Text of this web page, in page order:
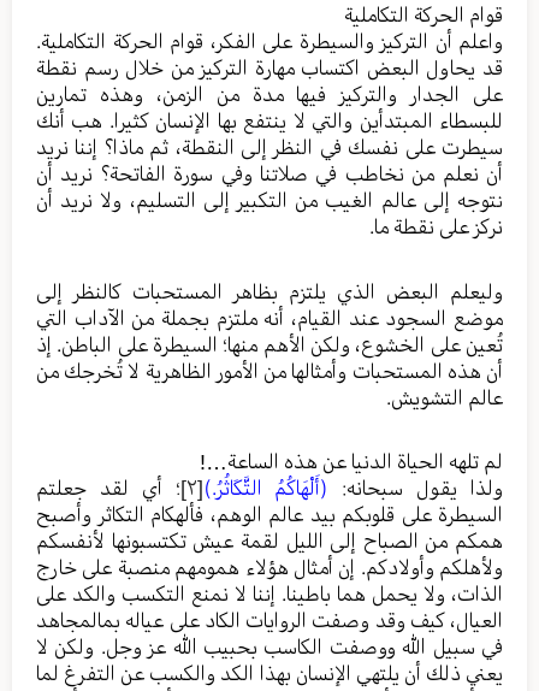
قوام الحركة التكاملية
واعلم أن التركيز والسيطرة على الفكر، قوام الحركة التكاملية.
قد يحاول البعض اكتساب مهارة التركيز من خلال رسم نقطة
على الجدار والتركيز فيها مدة من الزمن، وهذه تمارين
للبسطاء المبتدأين والتي لا ينتفع بها الإنسان كثيرا. هب أنك
سيطرت على نفسك في النظر إلى النقطة، ثم ماذا؟ إننا نريد
أن نعلم من نخاطب في صلاتنا وفي سورة الفاتحة؟ نريد أن
نتوجه إلى عالم الغيب من التكبير إلى التسليم، ولا نريد أن
نركز على نقطة ما.
وليعلم البعض الذي يلتزم بظاهر المستحبات كالنظر إلى
موضع السجود عند القيام، أنه ملتزم بجملة من الآداب التي
تُعين على الخشوع، ولكن الأهم منها؛ السيطرة على الباطن. إذ
أن هذه المستحبات وأمثالها من الأمور الظاهرية لا تُخرجك من
عالم التشويش.
لم تلهه الحياة الدنيا عن هذه الساعة…!
ولذا يقول سبحانه:
(أَلْهَاكُمُ التَّكَاثُرُ.)[٢]
؛ أي لقد جعلتم
السيطرة على قلوبكم بيد عالم الوهم، فألهكام التكاثر وأصبح
همكم من الصباح إلى الليل لقمة عيش تكتسبونها لأنفسكم
ولأهلكم وأولادكم. إن أمثال هؤلاء همومهم منصبة على خارج
الذات، ولا يحمل هما باطينا. إننا لا نمنع التكسب والكد على
العيال، كيف وقد وصفت الروايات الكاد على عياله بمالمجاهد
في سبيل الله ووصفت الكاسب بحبيب الله عز وجل. ولكن لا
يعني ذلك أن يلتهي الإنسان بهذا الكد والكسب عن التفرغ لما